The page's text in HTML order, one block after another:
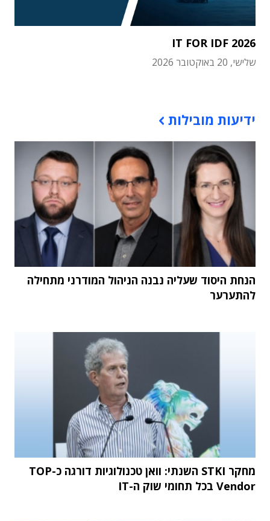
IT FOR IDF 2026
שלישי, 20 באוקטובר 2026
ידיעות מובילות
הנחת היסוד שעליה נבנה הניהול המודרני מתחילה
להתערער
מחקר STKI השנתי: וואן טכנולוגיות דורגה כ-TOP
Vendor בכל תחומי שוק ה-IT